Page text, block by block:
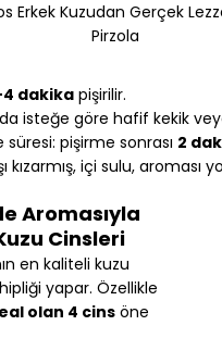
Erkek Kuzudan Gerçek
Pirzola
dakika pişirilir.
isteğe göre hafif kekik
pişirme sonrası 2
kızarmış, içi sulu, aroması
Aromasıyla
Cinsleri
en kaliteli kuzu
yapar. Özellikle
olan 4 cins öne